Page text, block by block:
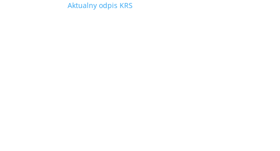
Aktualny odpis KRS